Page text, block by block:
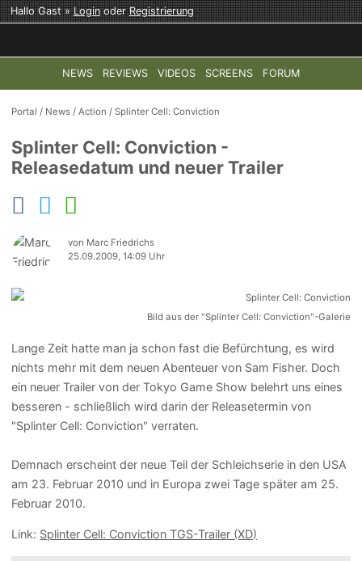
Hallo Gast »LoginoderRegistrierung
NEWS REVIEWS VIDEOS SCREENS FORUM
TOP-THEMEN: COD: MODERN WARFARE 4 HALO:
Portal / News /Action /Splinter Cell: Conviction
Splinter Cell: Conviction -
Releasedatum und neuer Trailer
von Marc Friedrichs
25.09.2009, 14:09 Uhr
Bild aus der "Splinter Cell: Conviction"-Galerie
Lange Zeit hatte man ja schon fast die Befürchtung, es wird
nichts mehr mit dem neuen Abenteuer von Sam Fisher. Doch
ein neuer Trailer von der Tokyo Game Show belehrt uns eines
besseren - schließlich wird darin der Releasetermin von
"Splinter Cell: Conviction" verraten.
Demnach erscheint der neue Teil der Schleichserie in den USA
am 23. Februar 2010 und in Europa zwei Tage später am 25.
Februar 2010.
Link: Splinter Cell: Conviction TGS-Trailer (XD)